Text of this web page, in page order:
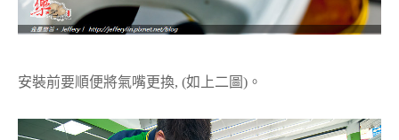
安裝前要順便將氣嘴更換, (如上二圖)。